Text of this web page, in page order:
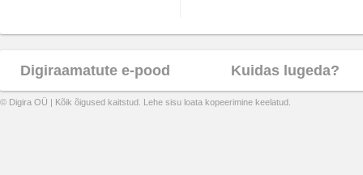
Digiraamatute e-pood Kuidas lugeda?
© Digira OÜ | Kõik õigused kaitstud. Lehe sisu loata kopeerimine keelatud.